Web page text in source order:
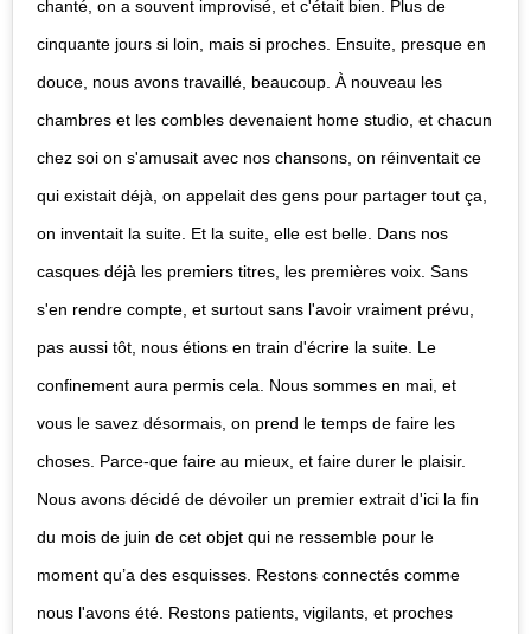
chanté, on a souvent improvisé, et c'était bien. Plus de
cinquante jours si loin, mais si proches. Ensuite, presque en
douce, nous avons travaillé, beaucoup. À nouveau les
chambres et les combles devenaient home studio, et chacun
chez soi on s'amusait avec nos chansons, on réinventait ce
qui existait déjà, on appelait des gens pour partager tout ça,
on inventait la suite. Et la suite, elle est belle. Dans nos
casques déjà les premiers titres, les premières voix. Sans
s'en rendre compte, et surtout sans l'avoir vraiment prévu,
pas aussi tôt, nous étions en train d'écrire la suite. Le
confinement aura permis cela. Nous sommes en mai, et
vous le savez désormais, on prend le temps de faire les
choses. Parce-que faire au mieux, et faire durer le plaisir.
Nous avons décidé de dévoiler un premier extrait d'ici la fin
du mois de juin de cet objet qui ne ressemble pour le
moment qu’a des esquisses. Restons connectés comme
nous l'avons été. Restons patients, vigilants, et proches